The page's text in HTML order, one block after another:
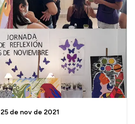
25 de nov de 2021